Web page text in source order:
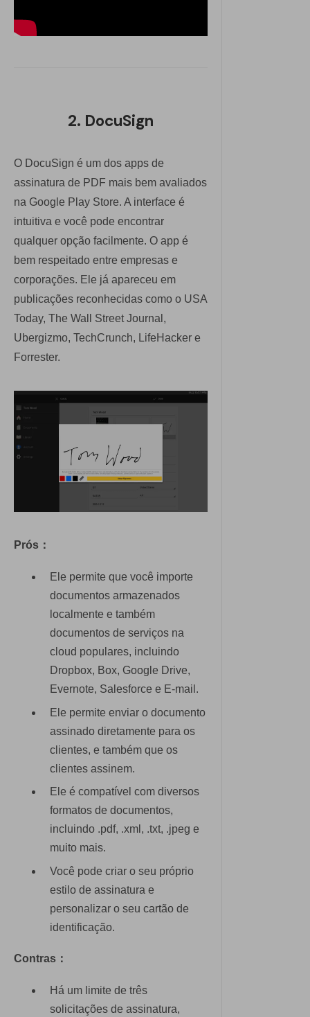
2. DocuSign
O DocuSign é um dos apps de
assinatura de PDF mais bem avaliados
na Google Play Store. A interface é
intuitiva e você pode encontrar
qualquer opção facilmente. O app é
bem respeitado entre empresas e
corporações. Ele já apareceu em
publicações reconhecidas como o USA
Today, The Wall Street Journal,
Ubergizmo, TechCrunch, LifeHacker e
Forrester.
Prós：
Ele permite que você importe
documentos armazenados
localmente e também
documentos de serviços na
cloud populares, incluindo
Dropbox, Box, Google Drive,
Evernote, Salesforce e E-mail.
Ele permite enviar o documento
assinado diretamente para os
clientes, e também que os
clientes assinem.
Ele é compatível com diversos
formatos de documentos,
incluindo .pdf, .xml, .txt, .jpeg e
muito mais.
Você pode criar o seu próprio
estilo de assinatura e
personalizar o seu cartão de
identificação.
Contras：
Há um limite de três
solicitações de assinatura,